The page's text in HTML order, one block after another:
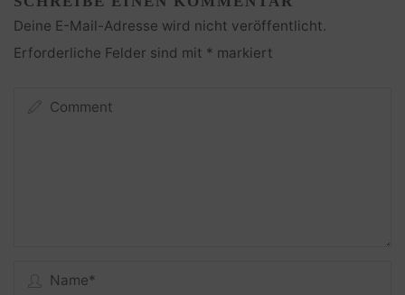
Deine E-Mail-Adresse wird nicht veröffentlicht.
Erforderliche Felder sind mit * markiert